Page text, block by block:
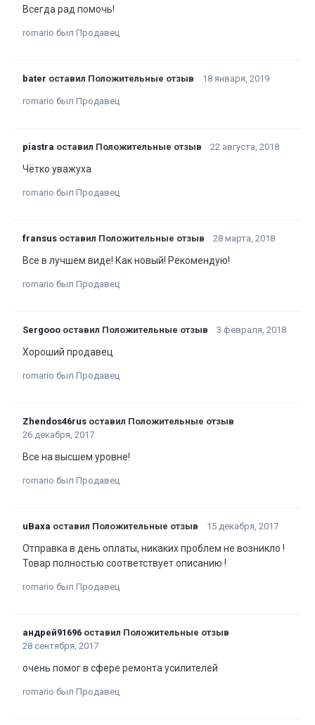
Всегда рад помочь!
romario был Продавец
bater оставил Положительные отзыв 18 января, 2019
romario был Продавец
piastra оставил Положительные отзыв 22 августа, 2018
Чётко уважуха
romario был Продавец
fransus оставил Положительные отзыв 28 марта, 2018
Все в лучшем виде! Как новый! Рекомендую!
romario был Продавец
Sergooo оставил Положительные отзыв 3 февраля, 2018
Хороший продавец
romario был Продавец
Zhendos46rus оставил Положительные отзыв
26 декабря, 2017
Все на высшем уровне!
romario был Продавец
uBaxa оставил Положительные отзыв 15 декабря, 2017
Отправка в день оплаты, никаких проблем не возникло !
Товар полностью соответствует описанию !
romario был Продавец
андрей91696 оставил Положительные отзыв
28 сентября, 2017
очень помог в сфере ремонта усилителей
romario был Продавец